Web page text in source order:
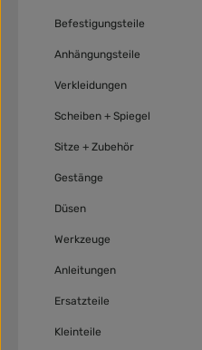
Befestigungsteile
Anhängungsteile
Verkleidungen
Scheiben + Spiegel
Sitze + Zubehör
Gestänge
Düsen
Werkzeuge
Anleitungen
Ersatzteile
Kleinteile